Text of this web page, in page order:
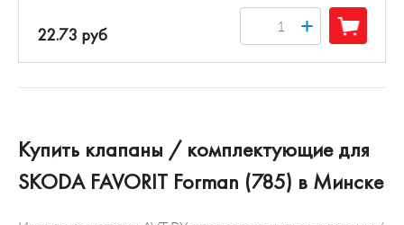
22.73 руб +
Купить клапаны / комплектующие для
SKODA FAVORIT Forman (785) в Минске